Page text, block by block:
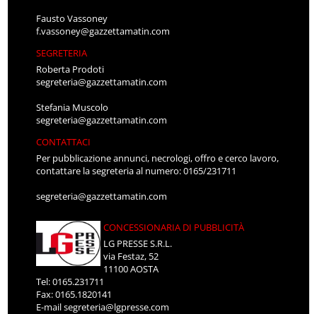
Fausto Vassoney
f.vassoney@gazzettamatin.com
SEGRETERIA
Roberta Prodoti
segreteria@gazzettamatin.com
Stefania Muscolo
segreteria@gazzettamatin.com
CONTATTACI
Per pubblicazione annunci, necrologi, offro e cerco lavoro,
contattare la segreteria al numero: 0165/231711
segreteria@gazzettamatin.com
CONCESSIONARIA DI PUBBLICITÀ
LG PRESSE S.R.L.
via Festaz, 52
11100 AOSTA
Tel: 0165.231711
Fax: 0165.1820141
E-mailsegreteria@lgpresse.com